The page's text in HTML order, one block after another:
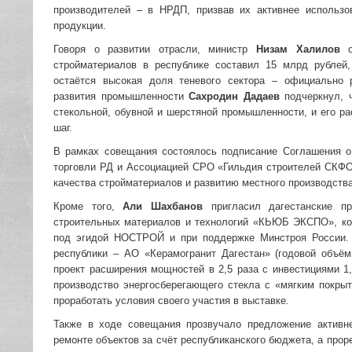
производителей – в НРДП, призвав их активнее
продукции.
Говоря о развитии отрасли, министрНизам Халилов
стройматериалов в республике составил 15 млрд
остаётся высокая доля теневого сектора –
развития промышленностиСахродин Дадаевподчеркнул,
стекольной, обувной и шерстяной промышленности, и его
шаг.
В рамках совещания состоялось подписание Соглашения
торговли РД и Ассоциацией СРО «Гильдия строителей
качества стройматериалов и развитию местного
Кроме того,Али Шахбанов пригласил дагестанские
строительных материалов и технологий «КЬЮБ ЭКСПО»,
под эгидой НОСТРОЙ и при поддержке Минстроя России.
республики – АО «Керамогранит Дагестан» (годовой
проект расширения мощностей в 2,5 раза с инвестициями
производство энергосберегающего стекла с «мягким
проработать условия своего участия в выставке.
Также в ходе совещания прозвучало предложение
ремонте объектов за счёт республиканского бюджета, а